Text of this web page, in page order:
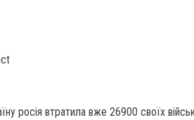
росія втратила вже 26900 своїх